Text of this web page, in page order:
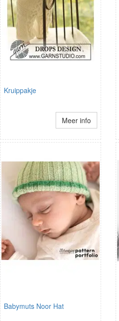
Kruippakje
Meer info
Babymuts Noor Hat